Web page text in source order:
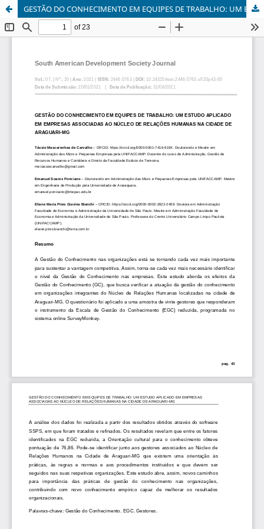
GESTÃO DO CONHECIMENTO EM EQUIPES DE TRABALHO: UM ESTUDO APLICADO EM EMPRESAS ASSOCIADAS AO NÚCLEO DE RELAÇÕES HUMANAS NA CIDADE DE ARAGUARI-MG